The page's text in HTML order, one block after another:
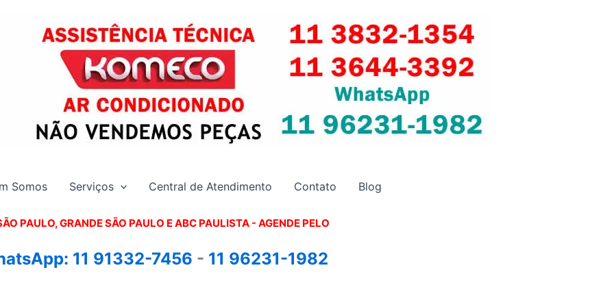
Somos Serviços Central de Atendimento Contato Blog
PAULO, GRANDE SÃO PAULO E ABC PAULISTA - AGENDE PELO
11 91332-7456 - 11 96231-1982